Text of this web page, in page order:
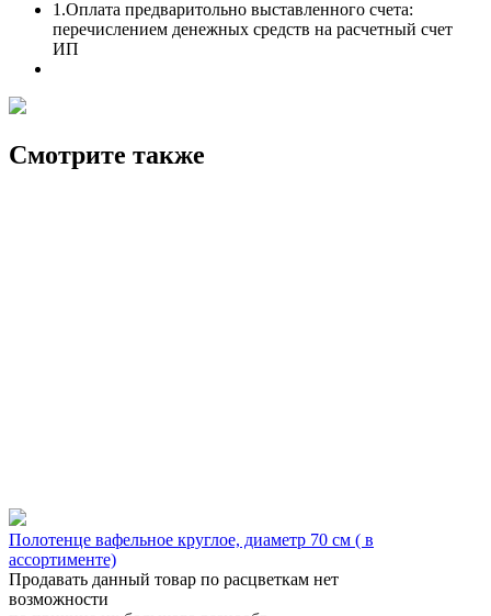
1.Оплата предваритольно выставленного счета:
перечислением денежных средств на расчетный счет
ИП
Смотрите также
Полотенце вафельное круглое, диаметр 70 см ( в
ассортименте)
Продавать данный товар по расцветкам нет
возможности